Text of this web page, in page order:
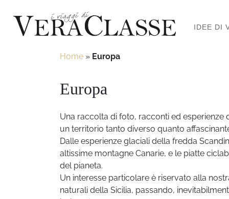
IDEE DI
Home » Europa
Europa
Una raccolta di foto, racconti ed esperienze
un territorio tanto diverso quanto
Dalle esperienze glaciali della fredda
altissime montagne Canarie, e le piatte
del pianeta.
Un interesse particolare è riservato alla
naturali della Sicilia, passando,